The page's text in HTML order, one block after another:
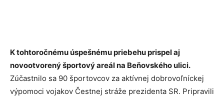
K tohtoročnému úspešnému priebehu prispel aj
novootvorený športový areál na Beňovského ulici.
Zúčastnilo sa 90 športovcov za aktívnej dobrovoľníckej
výpomoci vojakov Čestnej stráže prezidenta SR. Pripravili